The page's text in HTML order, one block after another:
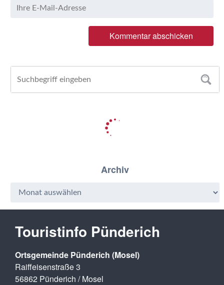
Archiv
Touristinfo Pünderich
Ortsgemeinde Pünderich (Mosel)
Raiffeisenstraße 3
56862 Pünderich / Mosel